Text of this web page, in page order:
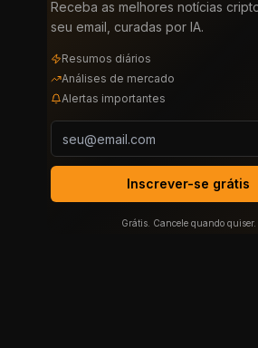
Receba as melhores notícias
seu email, curadas por IA.
Resumos diários
Análises de mercado
Alertas importantes
Inscrever-se grátis
Grátis. Cancele quando quiser.